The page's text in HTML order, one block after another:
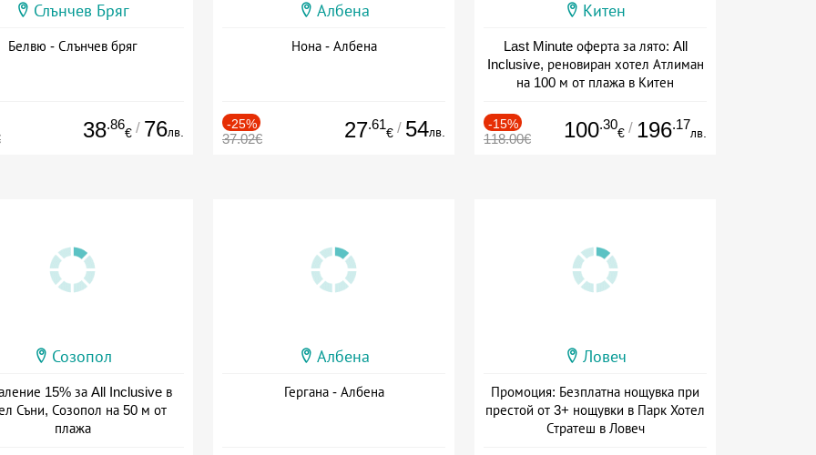
Слънчев Бряг
Белвю - Слънчев бряг
38.86
€ / 76лв.
Албена
Нона - Албена
-25%
37.02€ 27.61
€ / 54лв.
Китен
Last Minute оферта за лято: All
Inclusive, реновиран хотел Атлиман
на 100 м от плажа в Китен
-15%
118.00€ 100.30
€ / 196.17
лв.
Созопол
15% за All Inclusive в
Съни, Созопол на 50 м от
плажа
Албена
Гергана - Албена
Ловеч
Промоция: Безплатна нощувка при
престой от 3+ нощувки в Парк Хотел
Стратеш в Ловеч